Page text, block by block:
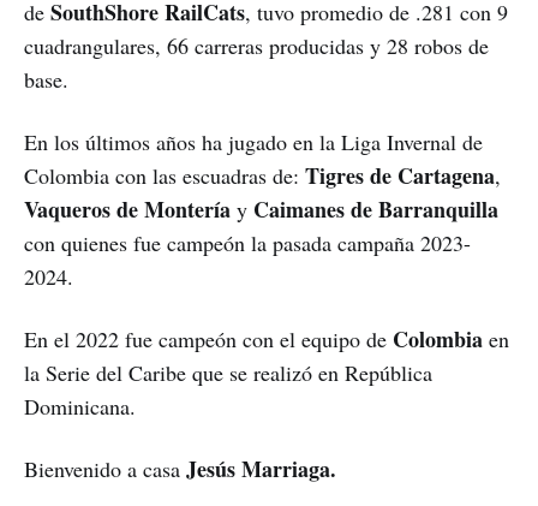
de SouthShore RailCats, tuvo promedio de .281 con 9
cuadrangulares, 66 carreras producidas y 28 robos de
base.
En los últimos años ha jugado en la Liga Invernal de
Colombia con las escuadras de: Tigres de Cartagena,
Vaqueros de Montería y Caimanes de Barranquilla
con quienes fue campeón la pasada campaña 2023-
2024.
En el 2022 fue campeón con el equipo de Colombia en
la Serie del Caribe que se realizó en República
Dominicana.
Bienvenido a casa Jesús Marriaga.